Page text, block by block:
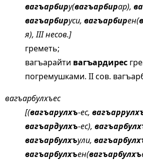
вагъарбиру(вагъарбирар),
вагъарбируси, вагъарбирен(
я), III несов.]
греметь;
вагъарайти вагъардирес
погремушками. II сов.
вагъарбулхъес
[(вагъарулхъ-ес,
вагъардулхъ-ес),
вагъарбулхъули,
вагъарбулхъен(вагъарбулхъ